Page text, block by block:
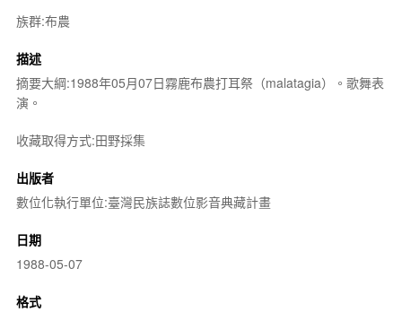
族群:布農
描述
摘要大綱:1988年05月07日霧鹿布農打耳祭（malatagia）。歌舞表
演。
收藏取得方式:田野採集
出版者
數位化執行單位:臺灣民族誌數位影音典藏計畫
日期
1988-05-07
格式